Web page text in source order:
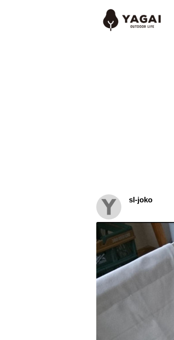
sl-joko